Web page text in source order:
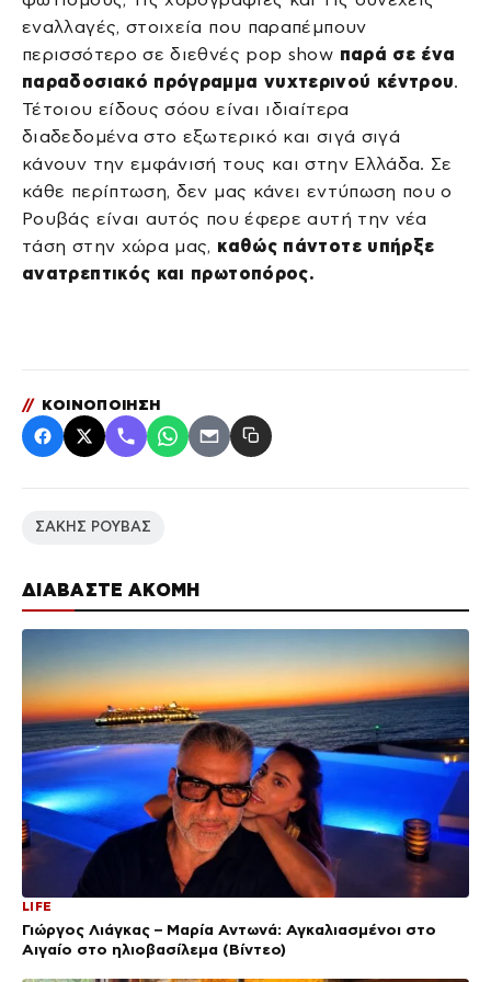
ΔΙΑΒΑΣΤΕ ΑΚΟΜΗ
LIFE
Γιώργος Λιάγκας – Μαρία Αντωνά: Αγκαλιασμένοι στο
Αιγαίο στο ηλιοβασίλεμα (Βίντεο)
εναλλαγές, στοιχεία που παραπέμπουν
περισσότερο σε διεθνές pop show παρά σε ένα
παραδοσιακό πρόγραμμα νυχτερινού κέντρου.
Τέτοιου είδους σόου είναι ιδιαίτερα
διαδεδομένα στο εξωτερικό και σιγά σιγά
κάνουν την εμφάνισή τους και στην Ελλάδα. Σε
κάθε περίπτωση, δεν μας κάνει εντύπωση που ο
Ρουβάς είναι αυτός που έφερε αυτή την νέα
τάση στην χώρα μας, καθώς πάντοτε υπήρξε
ανατρεπτικός και πρωτοπόρος.
// ΚΟΙΝΟΠΟΙΗΣΗ
ΣΑΚΗΣ ΡΟΥΒΑΣ